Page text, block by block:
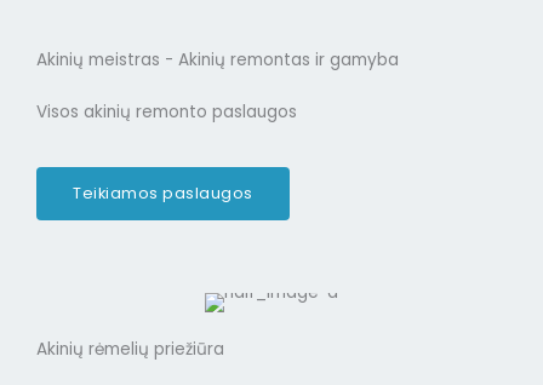
Akinių meistras - Akinių remontas ir gamyba
Visos akinių remonto paslaugos
Teikiamos paslaugos
Akinių rėmelių priežiūra